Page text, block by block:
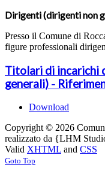
Dirigenti (dirigenti non
Presso il Comune di
figure professionali
Titolari di incarichi
generali) -
Download
Copyright © 2026
realizzato da {LHM
Valid XHTML and CSS
Goto Top